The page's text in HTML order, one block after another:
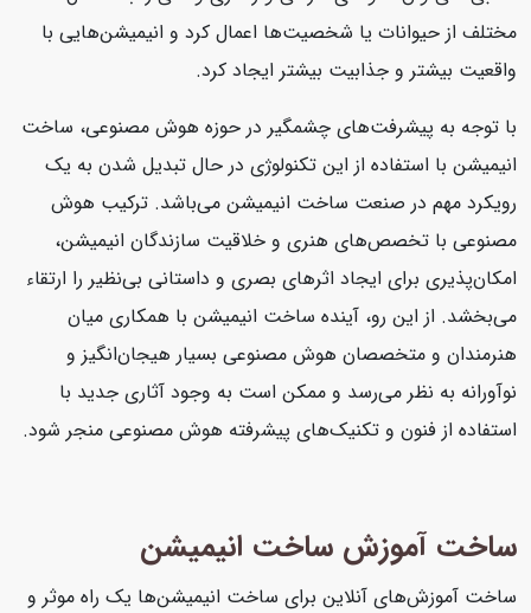
مختلف از حیوانات یا شخصیت‌ها اعمال کرد و انیمیشن‌هایی با
واقعیت بیشتر و جذابیت بیشتر ایجاد کرد.
با توجه به پیشرفت‌های چشمگیر در حوزه هوش مصنوعی، ساخت
انیمیشن با استفاده از این تکنولوژی در حال تبدیل شدن به یک
رویکرد مهم در صنعت ساخت انیمیشن می‌باشد. ترکیب هوش
مصنوعی با تخصص‌های هنری و خلاقیت سازندگان انیمیشن،
امکان‌پذیری برای ایجاد اثرهای بصری و داستانی بی‌نظیر را ارتقاء
می‌بخشد. از این رو، آینده ساخت انیمیشن با همکاری میان
هنرمندان و متخصصان هوش مصنوعی بسیار هیجان‌انگیز و
نوآورانه به نظر می‌رسد و ممکن است به وجود آثاری جدید با
استفاده از فنون و تکنیک‌های پیشرفته هوش مصنوعی منجر شود.
ساخت آموزش ساخت انیمیشن
ساخت آموزش‌های آنلاین برای ساخت انیمیشن‌ها یک راه موثر و